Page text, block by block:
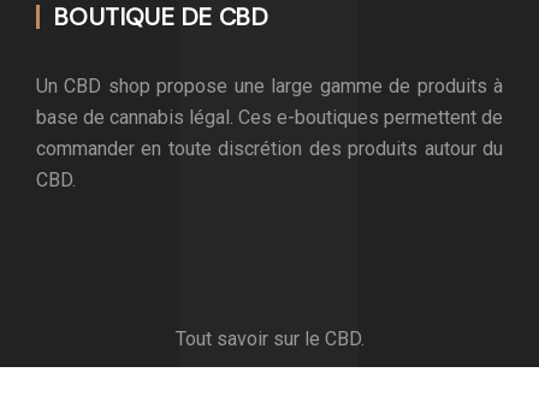
BOUTIQUE DE CBD
Un CBD shop propose une large gamme de produits à
base de cannabis légal. Ces e-boutiques permettent de
commander en toute discrétion des produits autour du
CBD.
Tout savoir sur le CBD.